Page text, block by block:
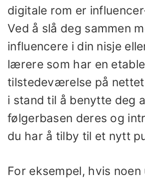
digitale rom er
Ved å slå deg sammen
influencere i din nisje
lærere som har en
tilstedeværelse på
i stand til å benytte deg
følgerbasen deres og
du har å tilby til et nytt
For eksempel, hvis